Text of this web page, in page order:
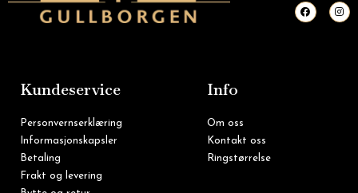
F
a
c
I
n
s
Kundeservice
Personvernserklæring
Informasjonskapsler
Betaling
Frakt og levering
Info
Om oss
Kontakt oss
Ringstørrelse